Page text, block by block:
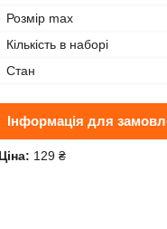
Розмір max
Кількість в наборі
Стан
Інформація для
Ціна: 129 ₴